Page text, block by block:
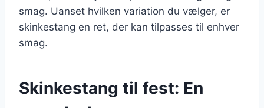
smag. Uanset hvilken variation du vælger, er
skinkestang en ret, der kan tilpasses til enhver
smag.
Skinkestang til fest: En